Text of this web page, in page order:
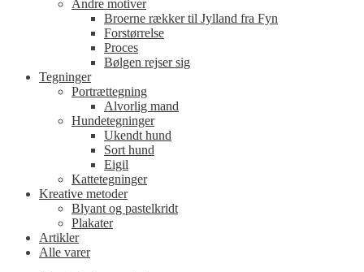
Andre motiver
Broerne rækker til Jylland fra Fyn
Forstørrelse
Proces
Bølgen rejser sig
Tegninger
Portrættegning
Alvorlig mand
Hundetegninger
Ukendt hund
Sort hund
Eigil
Kattetegninger
Kreative metoder
Blyant og pastelkridt
Plakater
Artikler
Alle varer